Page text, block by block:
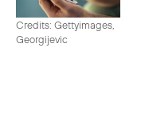
Credits: Gettyimages,
Georgijevic